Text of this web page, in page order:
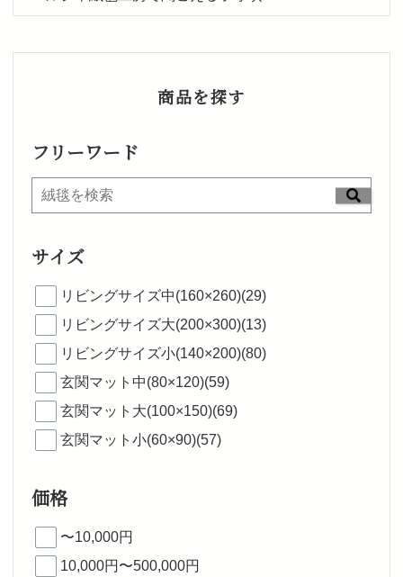
商品を探す
フリーワード
サイズ
リビングサイズ中(160×260)(29)
リビングサイズ大(200×300)(13)
リビングサイズ小(140×200)(80)
玄関マット中(80×120)(59)
玄関マット大(100×150)(69)
玄関マット小(60×90)(57)
価格
〜10,000円
10,000円〜500,000円